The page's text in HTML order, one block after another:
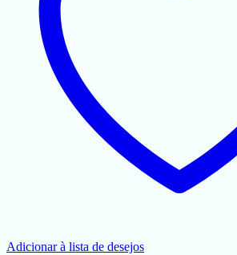
Adicionar à lista de desejos